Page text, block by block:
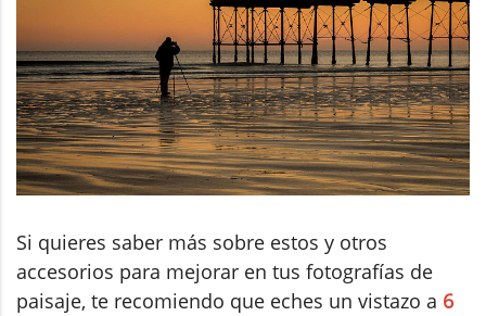
Si quieres saber más sobre estos y otros
accesorios para mejorar en tus fotografías de
paisaje, te recomiendo que eches un vistazo a 6